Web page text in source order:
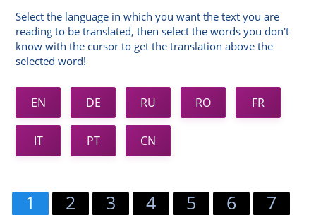
Select the language in which you want the text you are
reading to be translated, then select the words you don't
know with the cursor to get the translation above the
selected word!
EN DE RU RO FR
IT PT CN
1 2 3 4 5 6
7